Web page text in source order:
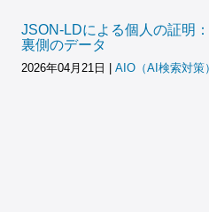
JSON-LDによる個人の証明
裏側のデータ
2026年04月21日 AIO（AI検索対策）